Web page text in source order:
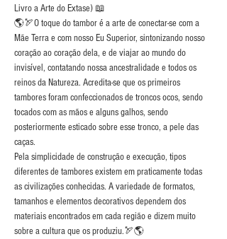
Livro a Arte do Extase) 📖
🌎🏹O toque do tambor é a arte de conectar-se com a
Mãe Terra e com nosso Eu Superior, sintonizando nosso
coração ao coração dela, e de viajar ao mundo do
invisível, contatando nossa ancestralidade e todos os
reinos da Natureza. Acredita-se que os primeiros
tambores foram confeccionados de troncos ocos, sendo
tocados com as mãos e alguns galhos, sendo
posteriormente esticado sobre esse tronco, a pele das
caças.
Pela simplicidade de construção e execução, tipos
diferentes de tambores existem em praticamente todas
as civilizações conhecidas. A variedade de formatos,
tamanhos e elementos decorativos dependem dos
materiais encontrados em cada região e dizem muito
sobre a cultura que os produziu.🏹🌎